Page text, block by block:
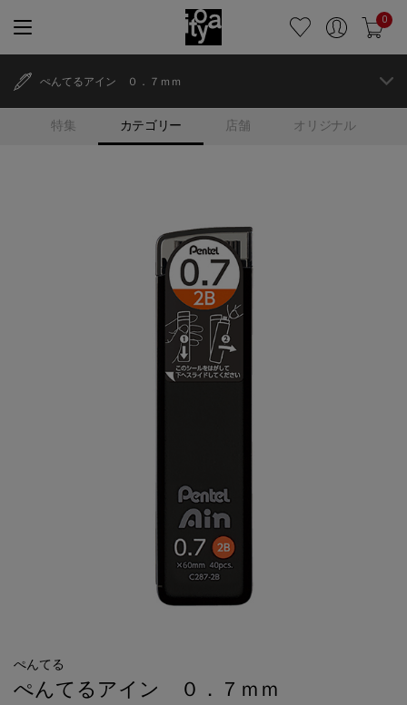
0
特集 カテゴリー 店舗 オリジナル
ぺんてるアイン ０．７ｍｍ
ぺんてる
ぺんてるアイン ０．７ｍｍ